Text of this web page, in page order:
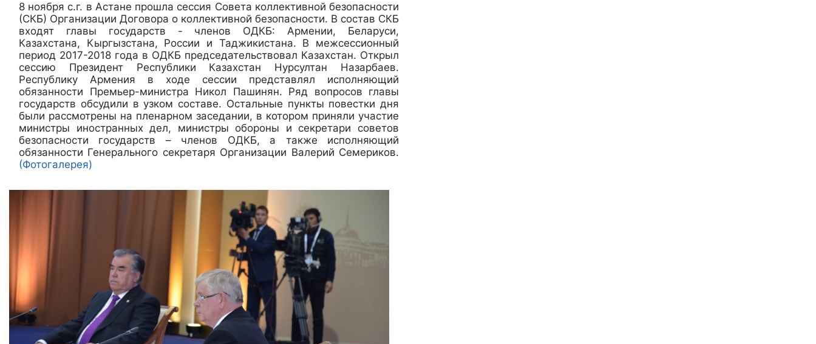
8 ноября с.г. в Астане прошла сессия Совета коллективной безопасности
(СКБ) Организации Договора о коллективной безопасности. В состав СКБ
входят главы государств - членов ОДКБ: Армении, Беларуси,
Казахстана, Кыргызстана, России и Таджикистана. В межсессионный
период 2017-2018 года в ОДКБ председательствовал Казахстан. Открыл
сессию Президент Республики Казахстан Нурсултан Назарбаев.
Республику Армения в ходе сессии представлял исполняющий
обязанности Премьер-министра Никол Пашинян. Ряд вопросов главы
государств обсудили в узком составе. Остальные пункты повестки дня
были рассмотрены на пленарном заседании, в котором приняли участие
министры иностранных дел, министры обороны и секретари советов
безопасности государств – членов ОДКБ, а также исполняющий
обязанности Генерального секретаря Организации Валерий Семериков.
(Фотогалерея)